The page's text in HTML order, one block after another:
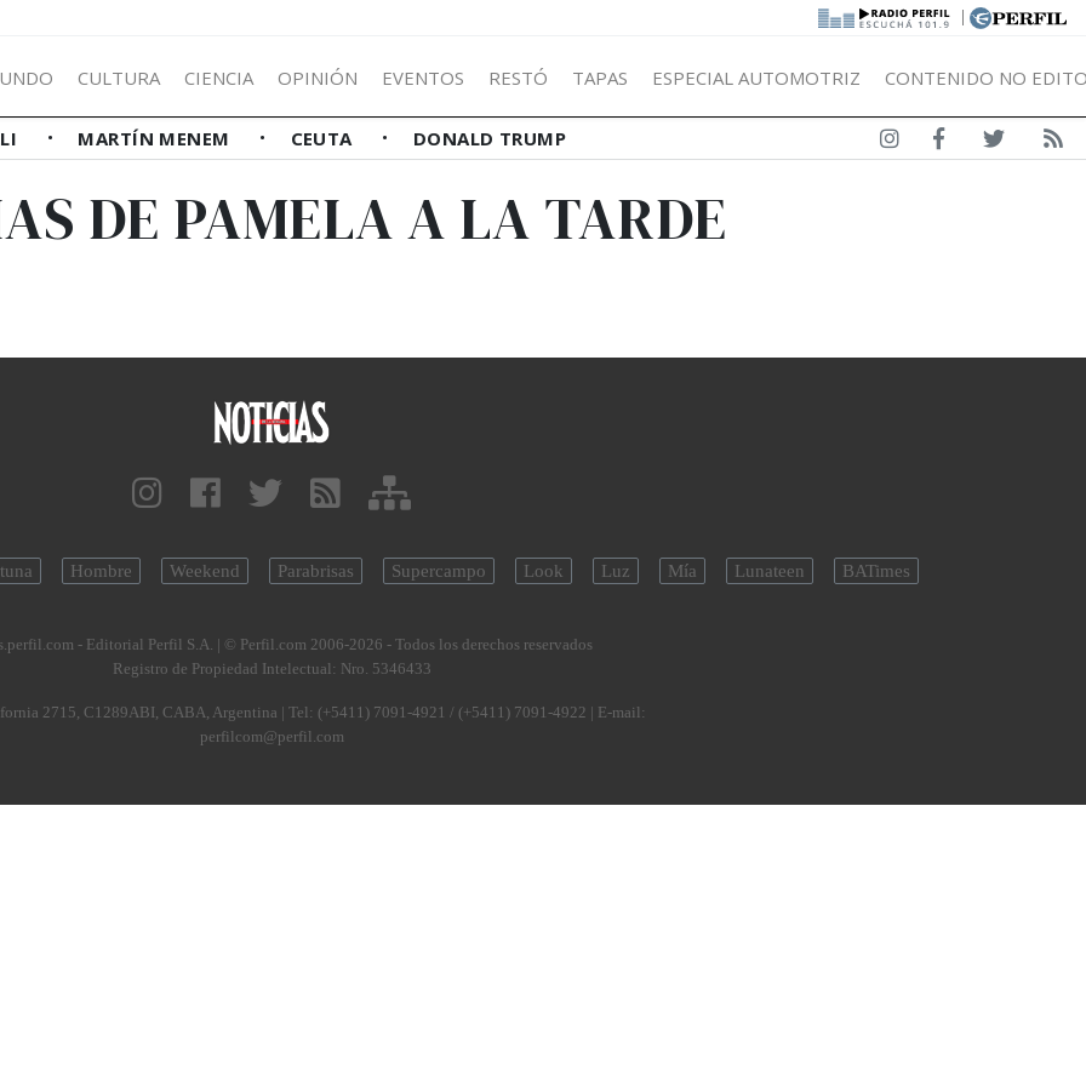
|
CULTURA CIENCIA OPINIÓN EVENTOS RESTÓ TAPAS ESPECIAL AUTOMOTRIZ CONTENIDO NO
MARTÍN MENEM CEUTA DONALD TRUMP
DE PAMELA A LA TARDE
Hombre Weekend Parabrisas Supercampo Look Luz Mía Lunateen BATimes
- Editorial Perfil S.A. | © Perfil.com 2006-2026 - Todos los derechos reservados
Registro de Propiedad Intelectual: Nro. 5346433
2715, C1289ABI, CABA, Argentina | Tel: (+5411) 7091-4921 / (+5411) 7091-4922 | E-mail:
perfilcom@perfil.com